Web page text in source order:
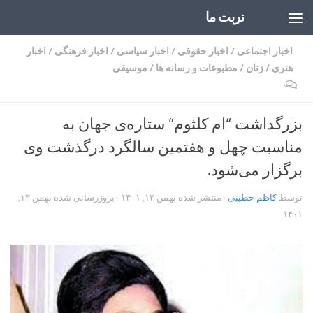
تربت ما
اخبار اجتماعی / اخبار حقوقی / اخبار سیاسی / اخبار فرهنگی / اخبار
هنری /زنان / مطبوعات و رسانه ها / موسیقی
۰
بزرگداشت “ام کلثوم” ستاره‌ی جهان به
مناسبت چهل و هفتمین سالگرد درگذشت وی
برگزار می‌شود.
توسطکاظم خطیبی · منتشر شده بهمن ۱۳, ۱۴۰۱ · بروزرسانی شده
بهمن ۱۳,
۱۴۰۱